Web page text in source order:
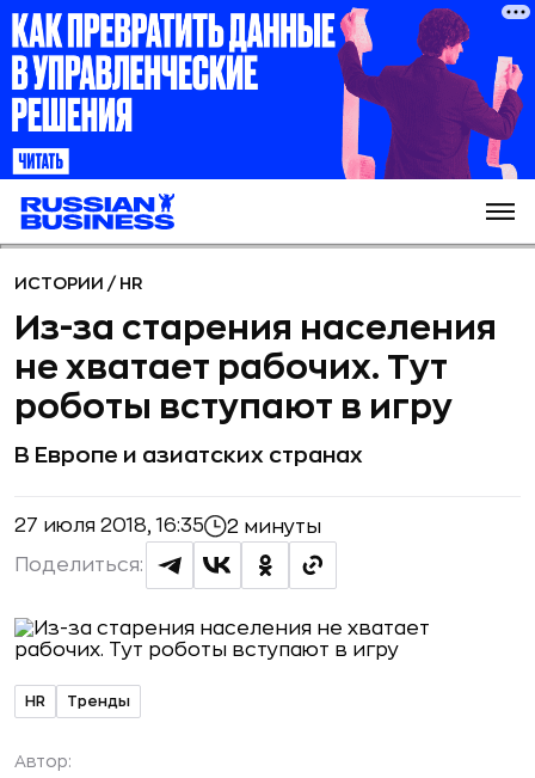
ИСТОРИИ / HR
Из-за старения населения
не хватает рабочих. Тут
роботы вступают в игру
В Европе и азиатских странах
27 июля 2018, 16:35 2 минуты
Поделиться:
HR Тренды
Автор: